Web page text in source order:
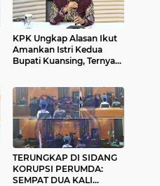
KPK Ungkap Alasan Ikut
Amankan Istri Kedua
Bupati Kuansing, Ternyata
Suap
TERUNGKAP DI SIDANG
KORUPSI PERUMDA:
SEMPAT DUA KALI